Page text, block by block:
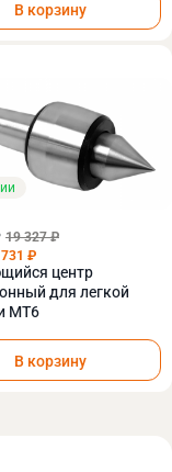
В корзину
19 327 ₽
₽
центр
для легкой
МТ6
В корзину